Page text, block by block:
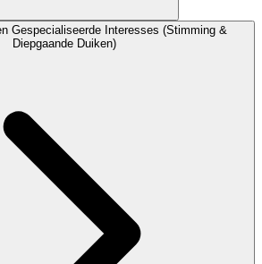
Gespecialiseerde Interesses (Stimming &
Diepgaande Duiken)